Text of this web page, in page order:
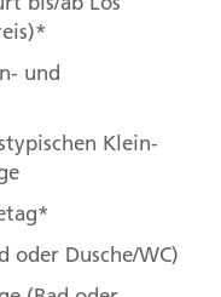
und
Klein-
oder Dusche/WC)